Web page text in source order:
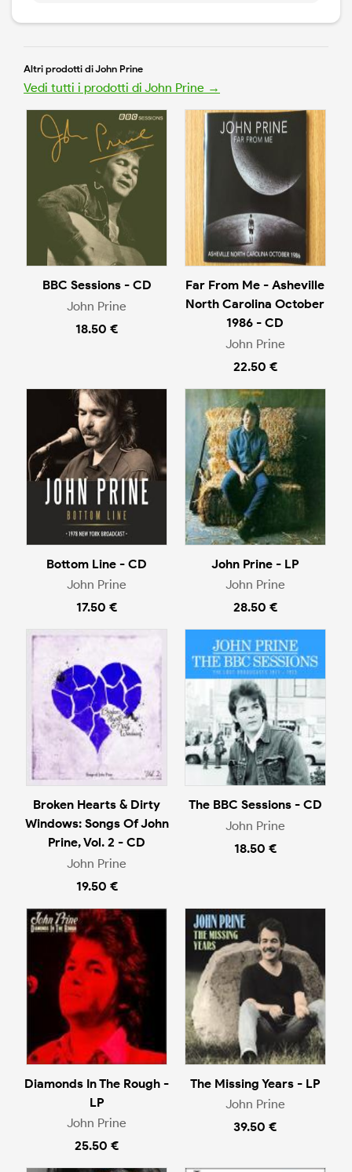
Altri prodotti di John Prine
Vedi tutti i prodotti di John Prine →
BBC Sessions - CD
John Prine
18.50 €
Far From Me - Asheville
North Carolina October
1986 - CD
John Prine
22.50 €
Bottom Line - CD
John Prine
17.50 €
John Prine - LP
John Prine
28.50 €
Broken Hearts & Dirty
Windows: Songs Of John
Prine, Vol. 2 - CD
John Prine
19.50 €
The BBC Sessions - CD
John Prine
18.50 €
Diamonds In The Rough -
LP
John Prine
25.50 €
The Missing Years - LP
John Prine
39.50 €